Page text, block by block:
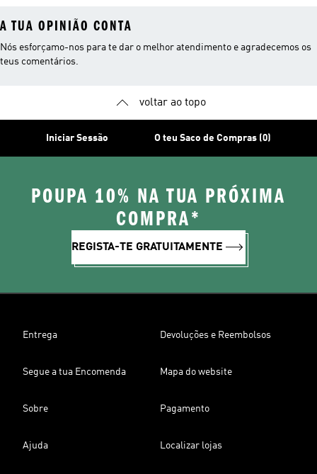
A TUA OPINIÃO CONTA
Nós esforçamo-nos para te dar o melhor atendimento e agradecemos os
teus comentários.
voltar ao topo
Iniciar Sessão O teu Saco de Compras (0)
POUPA 10% NA TUA PRÓXIMA
COMPRA*
REGISTA-TE GRATUITAMENTE
Entrega Devoluções e Reembolsos
Segue a tua Encomenda Mapa do website
Sobre Pagamento
Ajuda Localizar lojas